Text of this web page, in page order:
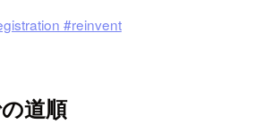
#reinvent
道順